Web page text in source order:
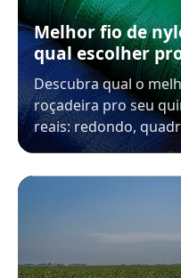
Melhor fio de
qual escolher
Descubra qual o
roçadeira pro seu
reais: redondo,